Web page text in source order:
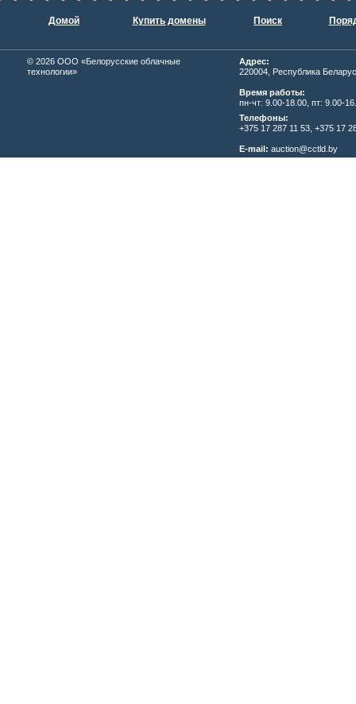
Домой Купить домены Поиск
© 2026 ОOО «Белорусские облачные
технологии»
Адрес:
220004, Республика
Время работы:
пн-чт: 9.00-18.00, пт: 9.00-
Телефоны:
+375 17 287 11 53, +375 17
E-mail: auction@cctld.by